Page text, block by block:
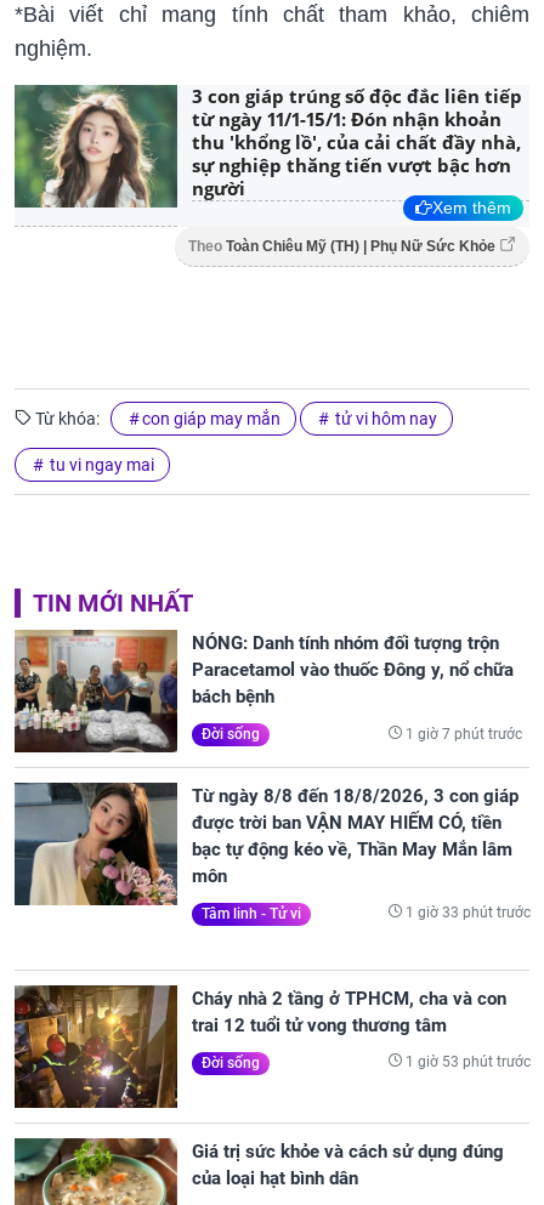
*Bài viết chỉ mang tính chất tham khảo, chiêm
nghiệm.
3 con giáp trúng số độc đắc liên tiếp
từ ngày 11/1-15/1: Đón nhận khoản
thu 'khổng lồ', của cải chất đầy nhà,
sự nghiệp thăng tiến vượt bậc hơn
người
Xem thêm
Theo Toàn Chiêu Mỹ (TH) | Phụ Nữ Sức Khỏe
Từ khóa: con giáp may mắn tử vi hôm nay
tu vi ngay mai
TIN MỚI NHẤT
NÓNG: Danh tính nhóm đối tượng trộn
Paracetamol vào thuốc Đông y, nổ chữa
bách bệnh
Đời sống 1 giờ 7 phút trước
Từ ngày 8/8 đến 18/8/2026, 3 con giáp
được trời ban VẬN MAY HIẾM CÓ, tiền
bạc tự động kéo về, Thần May Mắn lâm
môn
Tâm linh - Tử vi 1 giờ 33 phút trước
Cháy nhà 2 tầng ở TPHCM, cha và con
trai 12 tuổi tử vong thương tâm
Đời sống 1 giờ 53 phút trước
Giá trị sức khỏe và cách sử dụng đúng
của loại hạt bình dân